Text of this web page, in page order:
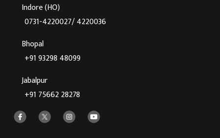
Indore (HO)
0731-4220027/ 4220036
Bhopal
+91 93298 48099
Jabalpur
+91 75662 28278